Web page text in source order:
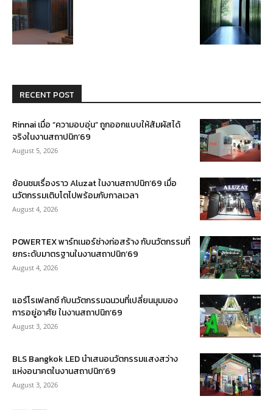
RECENT POST
Rinnai เมื่อ “ความอบอุ่น” ถูกออกแบบให้สัมผัสได้
จริงในงานสถาปนิก’69
August 5, 2026
ย้อนชมเรื่องราว Aluzat ในงานสถาปนิก’69 เมื่อ
นวัตกรรมเติบโตไปพร้อมกับกาลเวลา
August 4, 2026
POWERTEX พาร์ทเนอร์ช่างก่อสร้าง กับนวัตกรรมที่
ยกระดับมาตรฐานในงานสถาปนิก’69
August 4, 2026
แอร์โรเฟลกซ์ กับนวัตกรรมฉนวนที่เปลี่ยนมุมมอง
การอยู่อาศัย ในงานสถาปนิก’69
August 3, 2026
BLS Bangkok LED นำเสนอนวัตกรรมแสงสว่าง
แห่งอนาคตในงานสถาปนิก’69
August 3, 2026